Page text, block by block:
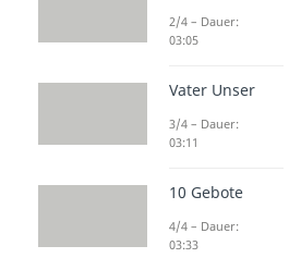
In diesem
erfährst, was im
warum es so
Schritt für
und die
Aspekts des
2/4 – Dauer:
03:05
Vater Unser
3/4 – Dauer:
03:11
10 Gebote
4/4 – Dauer:
03:33